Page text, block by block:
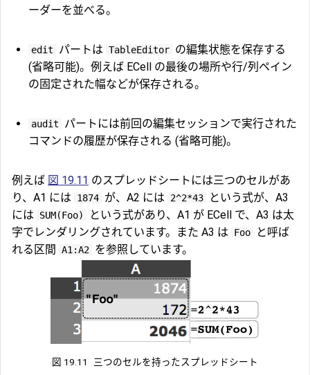
ーダーを並べる。
edit パートは TableEditor の編集状態を保存する
(省略可能)。例えば ECell の最後の場所や行/列ペイン
の固定された幅などが保存される。
audit
パートには前回の編集セッションで実行された
コマンドの履歴が保存される (省略可能)。
例えば 図 19.11 のスプレッドシートには三つのセルがあ
り、A1 には
1874 が、A2 には 2^2*43
という式が、A3
には
SUM(Foo)
という式があり、A1 が ECell で、A3 は太
字でレンダリングされています。また A3 は
Foo
と呼ば
れる区間
A1:A2 を参照しています。
図 19.11 三つのセルを持ったスプレッドシート